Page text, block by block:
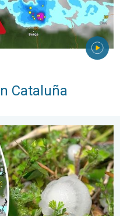
Cataluña
Europa. Granizo de gran